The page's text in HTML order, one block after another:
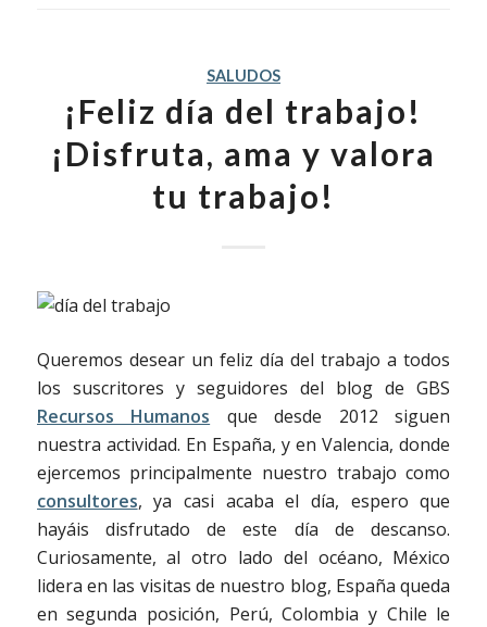
SALUDOS
¡Feliz día del trabajo!
¡Disfruta, ama y valora
tu trabajo!
Queremos desear un feliz día del trabajo a todos
los suscritores y seguidores del blog de GBS
Recursos Humanos
que desde 2012 siguen
nuestra actividad. En España, y en Valencia, donde
ejercemos principalmente nuestro trabajo como
consultores, ya casi acaba el día, espero que
hayáis disfrutado de este día de descanso.
Curiosamente, al otro lado del océano, México
lidera en las visitas de nuestro blog, España queda
en segunda posición, Perú, Colombia y Chile le